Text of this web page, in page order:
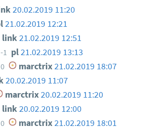
20.02.2019 11:20
21.02.2019 12:21
link21.02.2019 12:51
-1 pl21.02.2019 13:13
0 marctrix21.02.2019 18:07
20.02.2019 11:07
marctrix20.02.2019 11:20
link20.02.2019 12:00
0 marctrix21.02.2019 18:01